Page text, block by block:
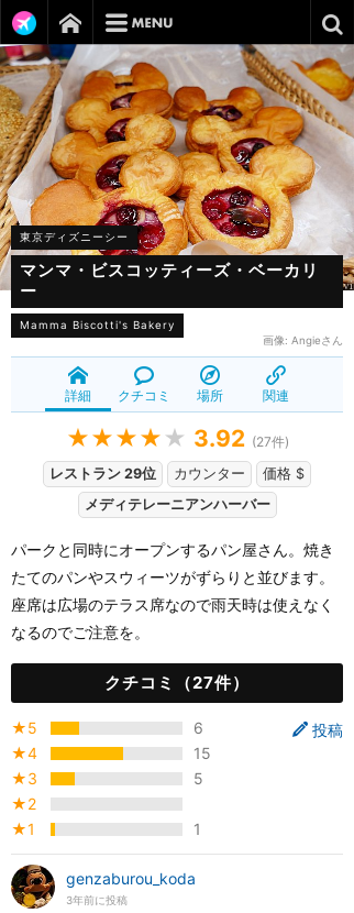
東京ディズニーシー
マンマ・ビスコッティーズ・ベーカリ
ー
Mamma Biscotti's Bakery
画像: Angieさん
詳細 クチコミ 場所 関連
★★★★ ★ 3.92 (27件)
レストラン 29位
カウンター
価格 $
メディテレーニアンハーバー
パークと同時にオープンするパン屋さん。焼き
たてのパンやスウィーツがずらりと並びます。
座席は広場のテラス席なので雨天時は使えなく
なるのでご注意を。
クチコミ（27件）
投稿
★5
6
★4
15
★3
5
★2
★1
1
genzaburou_koda
3年前に投稿